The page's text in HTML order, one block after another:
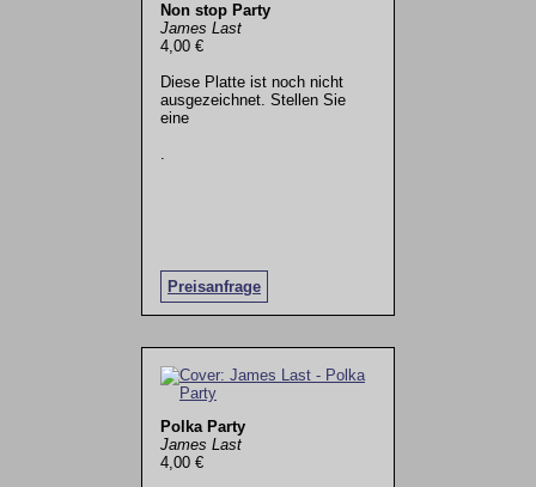
Non stop Party
James Last
4,00 €
Diese Platte ist noch nicht
ausgezeichnet. Stellen Sie
eine
Preisanfrage
.
Polka Party
James Last
4,00 €